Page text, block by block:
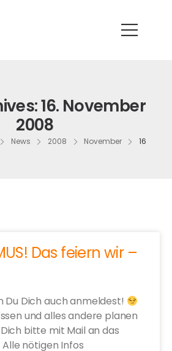
16. November
2008
News 2008 November 16
Das feiern wir –
Du Dich auch anmeldest!
und alles andere planen
bitte mit Mail an das
nötigen Infos